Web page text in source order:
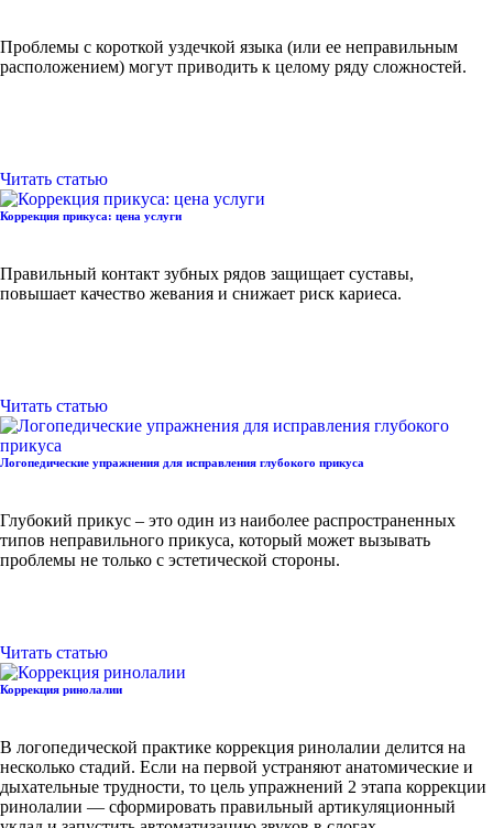
Проблемы с короткой уздечкой языка (или ее неправильным
расположением) могут приводить к целому ряду сложностей.
Читать статью
Коррекция прикуса: цена услуги
Правильный контакт зубных рядов защищает суставы,
повышает качество жевания и снижает риск кариеса.
Читать статью
Логопедические упражнения для исправления глубокого прикуса
Глубокий прикус – это один из наиболее распространенных
типов неправильного прикуса, который может вызывать
проблемы не только с эстетической стороны.
Читать статью
Коррекция ринолалии
В логопедической практике коррекция ринолалии делится на
несколько стадий. Если на первой устраняют анатомические и
дыхательные трудности, то цель упражнений 2 этапа коррекции
ринолалии — сформировать правильный артикуляционный